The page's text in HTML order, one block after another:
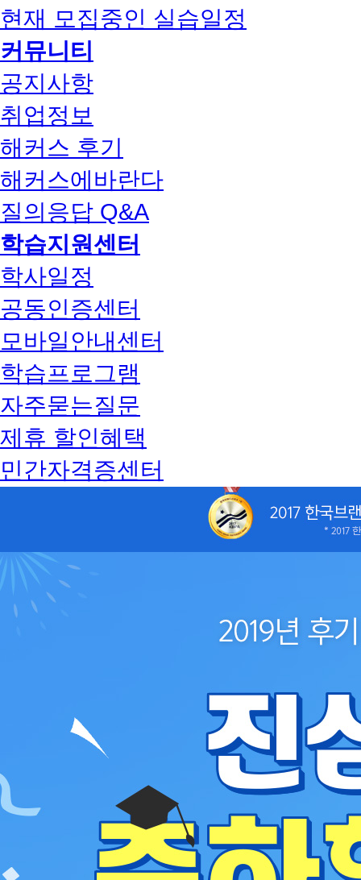
현재 모집중인 실습일정
커뮤니티
공지사항
취업정보
해커스 후기
해커스에바란다
질의응답 Q&A
학습지원센터
학사일정
공동인증센터
모바일안내센터
학습프로그램
자주묻는질문
제휴 할인혜택
민간자격증센터